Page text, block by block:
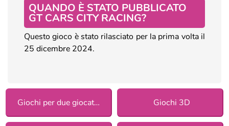
QUANDO È STATO PUBBLICATO
GT CARS CITY RACING?
Questo gioco è stato rilasciato per la prima volta il
25 dicembre 2024.
Giochi per due giocatori Giochi 3D